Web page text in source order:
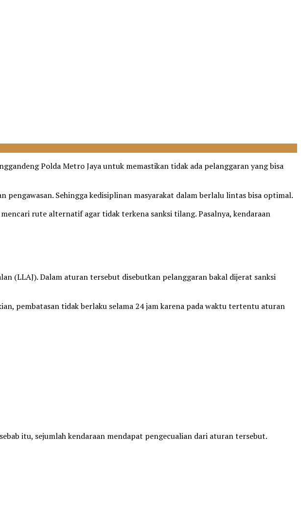
Polda Metro Jaya untuk memastikan tidak ada pelanggaran yang bisa
Sehingga kedisiplinan masyarakat dalam berlalu lintas bisa optimal.
rute alternatif agar tidak terkena sanksi tilang. Pasalnya, kendaraan
(LLAJ). Dalam aturan tersebut disebutkan pelanggaran bakal dijerat sanksi
pembatasan tidak berlaku selama 24 jam karena pada waktu tertentu aturan
itu, sejumlah kendaraan mendapat pengecualian dari aturan tersebut.